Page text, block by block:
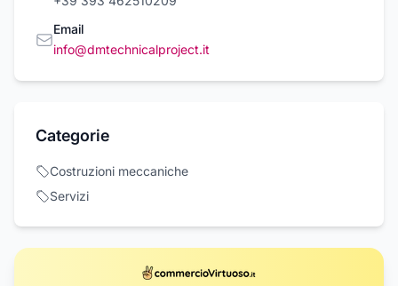
Email
info@dmtechnicalproject.it
Categorie
Costruzioni meccaniche
Servizi